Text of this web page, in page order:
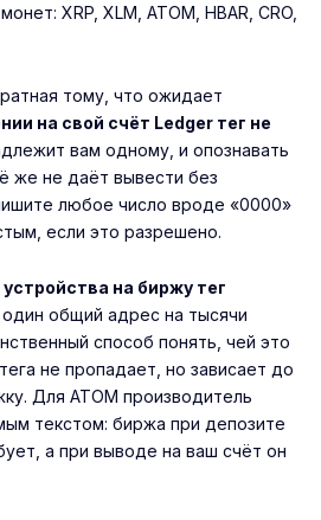
XRP, XLM, ATOM, HBAR, CRO,
тому, что ожидает
на свой счёт Ledger тег не
вам одному, и опознавать
же не даёт вывести без
любое число вроде «0000»
если это разрешено.
на биржу тег
общий адрес на тысячи
способ понять, чей это
не пропадает, но зависает до
Для ATOM производитель
текстом: биржа при депозите
а при выводе на ваш счёт он